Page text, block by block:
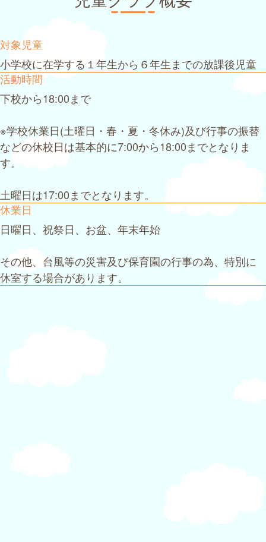
対象児童
小学校に在学する１年生から６年生までの放課後児童
活動時間
下校から18:00まで
※学校休業日(土曜日・春・夏・冬休み)及び行事の振替
などの休校日は基本的に7:00から18:00までとなりま
す。
土曜日は17:00までとなります。
休業日
日曜日、祝祭日、お盆、年末年始
その他、台風等の災害及び保育園の行事の為、特別に
休室する場合があります。